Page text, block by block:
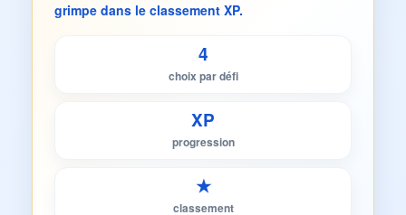
grimpe dans le classement XP.
4
choix par défi
XP
progression
★
classement